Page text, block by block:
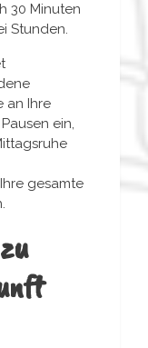
30 Minuten
Stunden.
an Ihre
ein,
gesamte